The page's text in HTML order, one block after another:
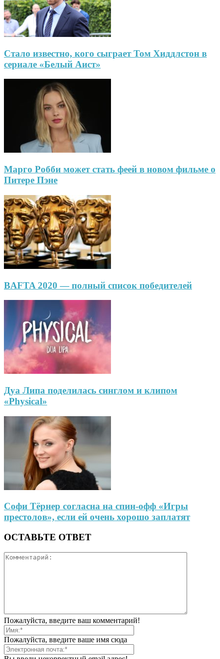
Стало известно, кого сыграет Том Хиддлстон в
сериале «Белый Аист»
Марго Робби может стать феей в новом фильме о
Питере Пэне
BAFTA 2020 — полный список победителей
Дуа Липа поделилась синглом и клипом
«Physical»
Софи Тёрнер согласна на спин-офф «Игры
престолов», если ей очень хорошо заплатят
ОСТАВЬТЕ ОТВЕТ
Пожалуйста, введите ваш комментарий!
Пожалуйста, введите ваше имя сюда